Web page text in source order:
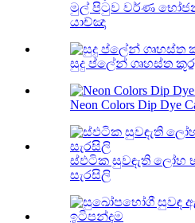
මුල් පිටුව වර්ණ
යාච්ඤා
සුදු ප්ලේන් ගෘහස්ත
Neon Colors Dip Dye
ස්ඵටික සුවඳැති ලෝහ
සැරසිලි